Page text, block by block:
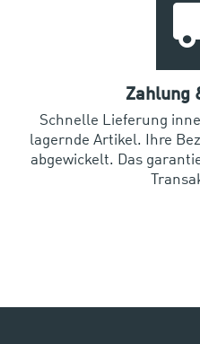
Zahlung
Schnelle Lieferung
lagernde Artikel. Ihre
abgewickelt. Das